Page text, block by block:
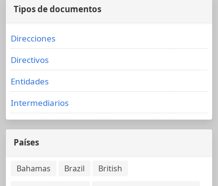
Tipos de documentos
Direcciones
Directivos
Entidades
Intermediarios
Países
Bahamas Brazil
British